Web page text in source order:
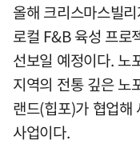
올해 크리스마스빌
로컬 F&B 육성 프로
선보일 예정이다. 노
지역의 전통 깊은 노
랜드(힙포)가 협업해
사업이다.